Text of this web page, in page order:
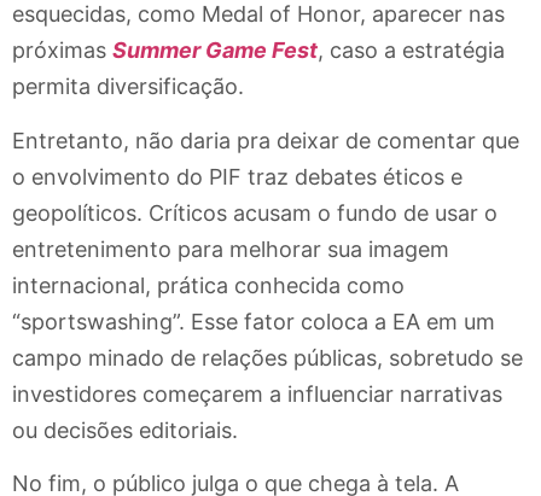
esquecidas, como Medal of Honor, aparecer nas
próximas Summer Game Fest, caso a estratégia
permita diversificação.
Entretanto, não daria pra deixar de comentar que
o envolvimento do PIF traz debates éticos e
geopolíticos. Críticos acusam o fundo de usar o
entretenimento para melhorar sua imagem
internacional, prática conhecida como
“sportswashing”. Esse fator coloca a EA em um
campo minado de relações públicas, sobretudo se
investidores começarem a influenciar narrativas
ou decisões editoriais.
No fim, o público julga o que chega à tela. A